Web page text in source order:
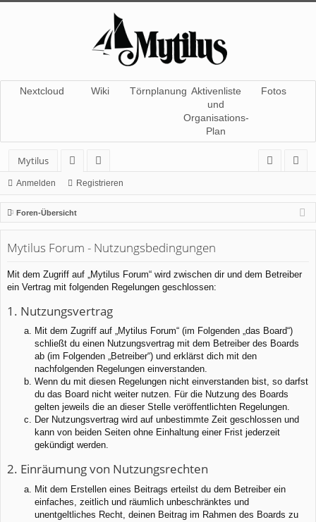
Nextcloud Wiki Törnplanung Aktivenliste
und
Organisations-
Plan
Fotos
Mytilus
or
en
itg
lie
de
r
m
el
n
ist
rie
n
Anmelden Registrieren
Foren-Übersicht
Mytilus Forum - Nutzungsbedingungen
Mit dem Zugriff auf „Mytilus Forum“ wird zwischen dir und dem Betreiber
ein Vertrag mit folgenden Regelungen geschlossen:
1. Nutzungsvertrag
Mit dem Zugriff auf „Mytilus Forum“ (im Folgenden „das Board“)
schließt du einen Nutzungsvertrag mit dem Betreiber des Boards
ab (im Folgenden „Betreiber“) und erklärst dich mit den
nachfolgenden Regelungen einverstanden.
Wenn du mit diesen Regelungen nicht einverstanden bist, so darfst
du das Board nicht weiter nutzen. Für die Nutzung des Boards
gelten jeweils die an dieser Stelle veröffentlichten Regelungen.
Der Nutzungsvertrag wird auf unbestimmte Zeit geschlossen und
kann von beiden Seiten ohne Einhaltung einer Frist jederzeit
gekündigt werden.
2. Einräumung von Nutzungsrechten
Mit dem Erstellen eines Beitrags erteilst du dem Betreiber ein
einfaches, zeitlich und räumlich unbeschränktes und
unentgeltliches Recht, deinen Beitrag im Rahmen des Boards zu